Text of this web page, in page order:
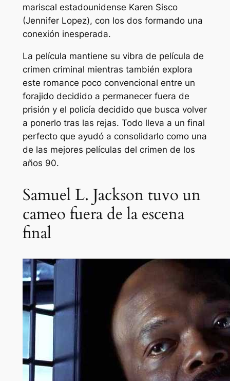
mariscal estadounidense Karen Sisco
(Jennifer Lopez), con los dos formando una
conexión inesperada.
La película mantiene su vibra de película de
crimen criminal mientras también explora
este romance poco convencional entre un
forajido decidido a permanecer fuera de
prisión y el policía decidido que busca volver
a ponerlo tras las rejas. Todo lleva a un final
perfecto que ayudó a consolidarlo como una
de las mejores películas del crimen de los
años 90.
Samuel L. Jackson tuvo un
cameo fuera de la escena
final